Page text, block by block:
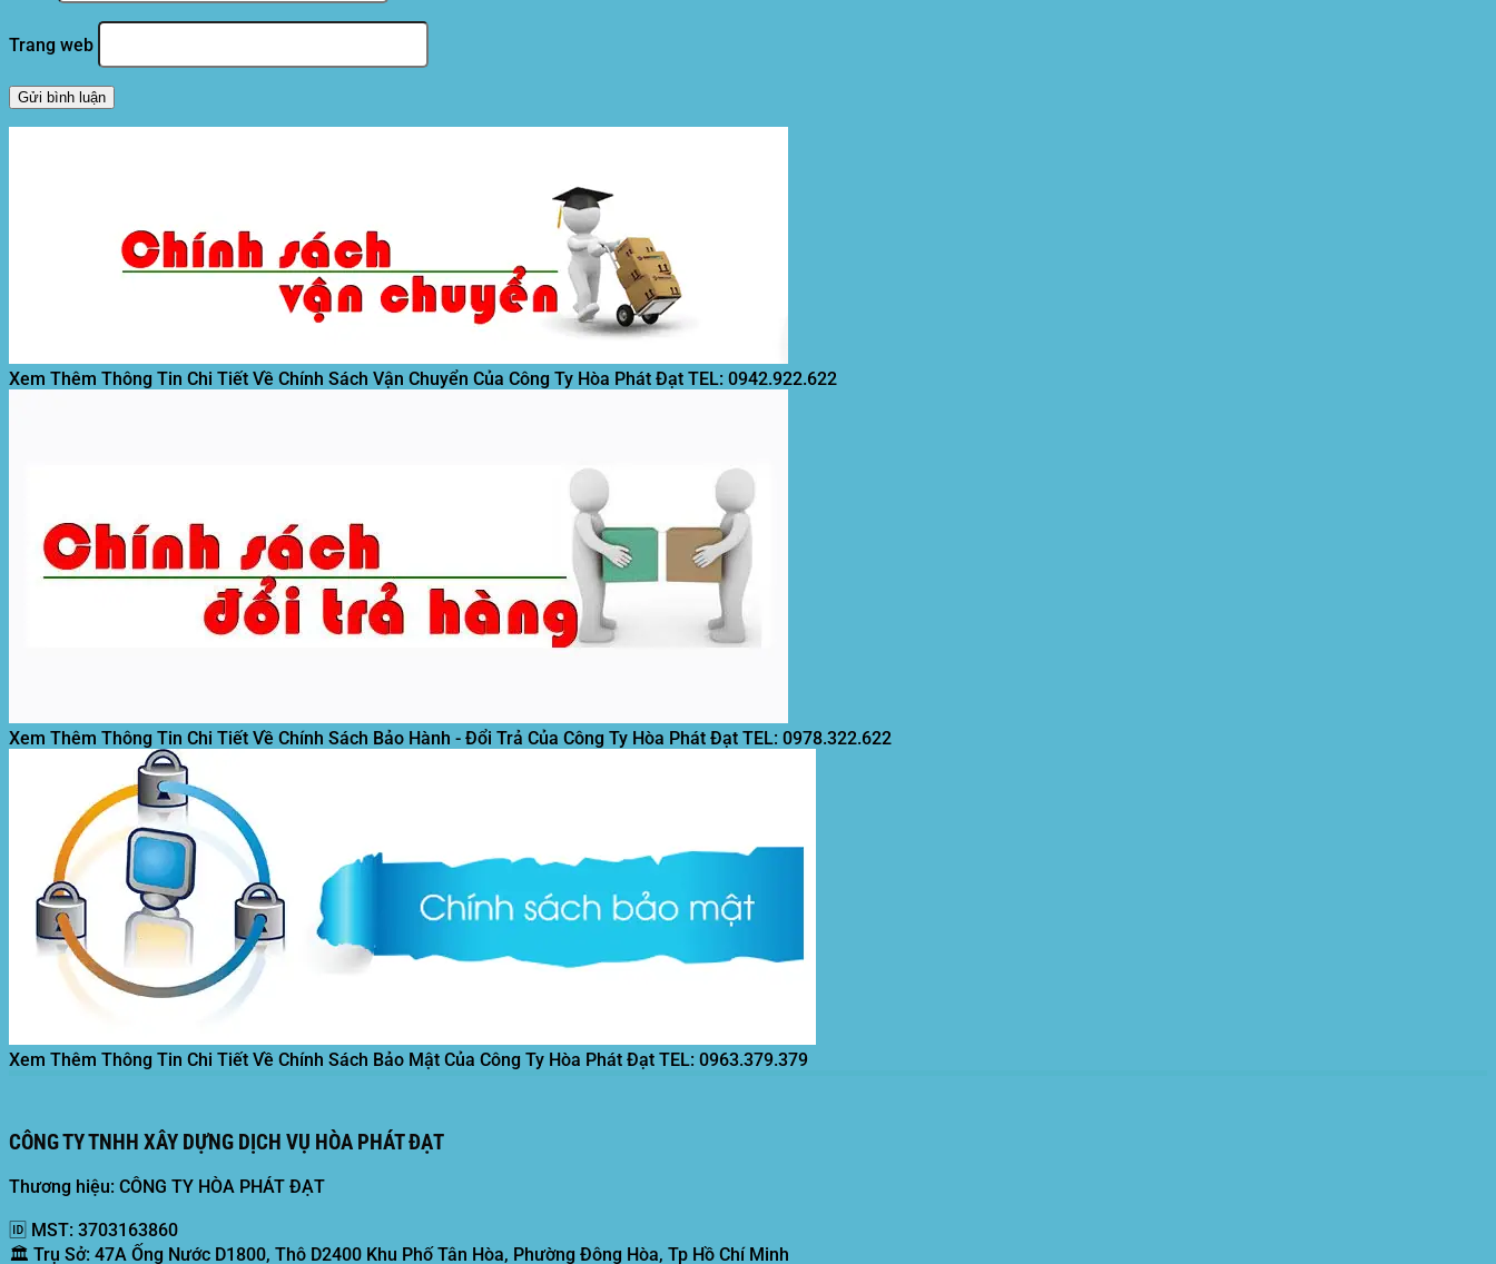
Trang web
Xem Thêm Thông Tin Chi Tiết Về Chính Sách Vận Chuyển Của Công Ty Hòa Phát Đạt TEL: 0942.922.622
Xem Thêm Thông Tin Chi Tiết Về Chính Sách Bảo Hành - Đổi Trả Của Công Ty Hòa Phát Đạt TEL: 0978.322.622
Xem Thêm Thông Tin Chi Tiết Về Chính Sách Bảo Mật Của Công Ty Hòa Phát Đạt TEL: 0963.379.379
CÔNG TY TNHH XÂY DỰNG DỊCH VỤ HÒA PHÁT ĐẠT
Thương hiệu: CÔNG TY HÒA PHÁT ĐẠT
🆔 MST: 3703163860
🏛️ Trụ Sở: 47A Ống Nước D1800, Thô D2400 Khu Phố Tân Hòa, Phường Đông Hòa, Tp Hồ Chí Minh